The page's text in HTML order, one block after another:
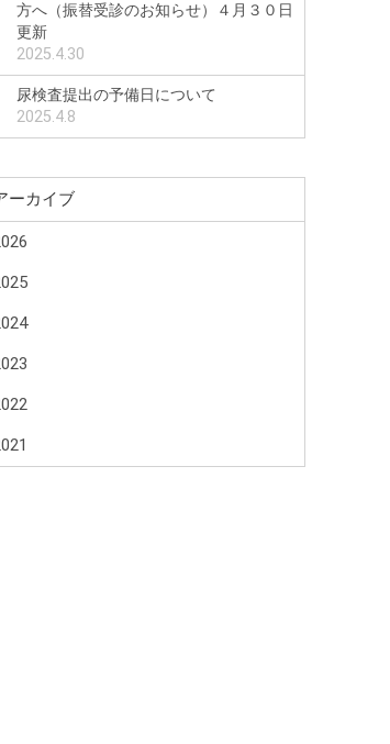
方へ（振替受診のお知らせ）４月３０日
更新
2025.4.30
尿検査提出の予備日について
2025.4.8
ーカイブ